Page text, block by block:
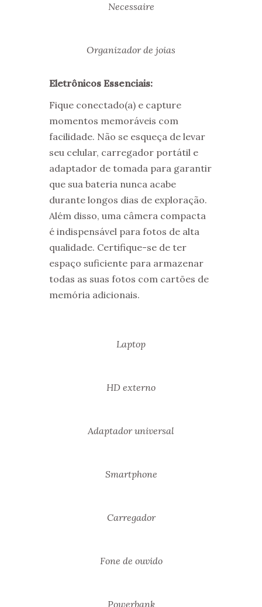
Necessaire
Organizador de joias
Eletrônicos Essenciais:
Fique conectado(a) e capture
momentos memoráveis com
facilidade. Não se esqueça de levar
seu celular, carregador portátil e
adaptador de tomada para garantir
que sua bateria nunca acabe
durante longos dias de exploração.
Além disso, uma câmera compacta
é indispensável para fotos de alta
qualidade. Certifique-se de ter
espaço suficiente para armazenar
todas as suas fotos com cartões de
memória adicionais.
Laptop
HD externo
Adaptador universal
Smartphone
Carregador
Fone de ouvido
Powerbank